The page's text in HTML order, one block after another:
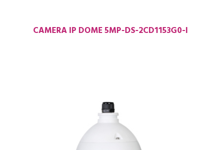
CAMERA IP DOME 5MP-DS-2CD1153G0-I